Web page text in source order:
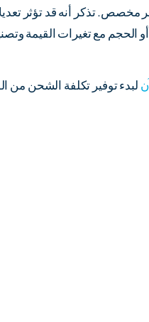
تذكر أنه قد تؤثر
الحجم مع تغيرات القيمة
لبدء توفير تكلفة الشحن من